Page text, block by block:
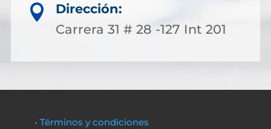

Dirección:
Carrera 31 # 28 -127 Int 201
• Términos y condiciones